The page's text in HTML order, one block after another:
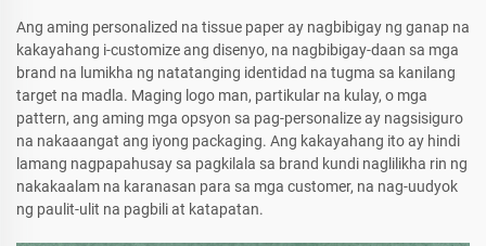
Ang aming personalized na tissue paper ay nagbibigay ng ganap na
kakayahang i-customize ang disenyo, na nagbibigay-daan sa mga
brand na lumikha ng natatanging identidad na tugma sa kanilang
target na madla. Maging logo man, partikular na kulay, o mga
pattern, ang aming mga opsyon sa pag-personalize ay nagsisiguro
na nakaaangat ang iyong packaging. Ang kakayahang ito ay hindi
lamang nagpapahusay sa pagkilala sa brand kundi naglilikha rin ng
nakakaalam na karanasan para sa mga customer, na nag-uudyok
ng paulit-ulit na pagbili at katapatan.